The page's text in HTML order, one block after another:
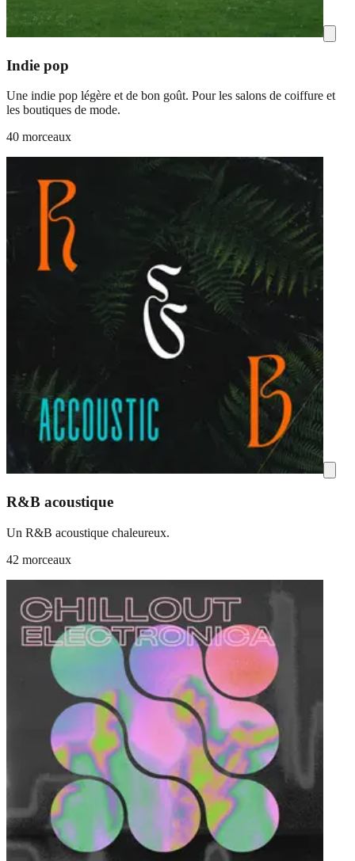
Indie pop
Une indie pop légère et de bon goût. Pour les salons de coiffure et
les boutiques de mode.
40 morceaux
R&B acoustique
Un R&B acoustique chaleureux.
42 morceaux